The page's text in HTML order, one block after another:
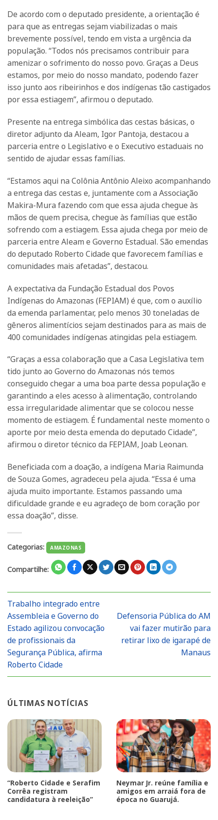
De acordo com o deputado presidente, a orientação é
para que as entregas sejam viabilizadas o mais
brevemente possível, tendo em vista a urgência da
população. “Todos nós precisamos contribuir para
amenizar o sofrimento do nosso povo. Graças a Deus
estamos, por meio do nosso mandato, podendo fazer
isso junto aos ribeirinhos e dos indígenas tão castigados
por essa estiagem”, afirmou o deputado.
Presente na entrega simbólica das cestas básicas, o
diretor adjunto da Aleam, Igor Pantoja, destacou a
parceria entre o Legislativo e o Executivo estaduais no
sentido de ajudar essas famílias.
“Estamos aqui na Colônia Antônio Aleixo acompanhando
a entrega das cestas e, juntamente com a Associação
Makira-Mura fazendo com que essa ajuda chegue às
mãos de quem precisa, chegue às famílias que estão
sofrendo com a estiagem. Essa ajuda chega por meio de
parceria entre Aleam e Governo Estadual. São emendas
do deputado Roberto Cidade que favorecem famílias e
comunidades mais afetadas”, destacou.
A expectativa da Fundação Estadual dos Povos
Indígenas do Amazonas (FEPIAM) é que, com o auxílio
da emenda parlamentar, pelo menos 30 toneladas de
gêneros alimentícios sejam destinados para as mais de
400 comunidades indígenas atingidas pela estiagem.
“Graças a essa colaboração que a Casa Legislativa tem
tido junto ao Governo do Amazonas nós temos
conseguido chegar a uma boa parte dessa população e
garantindo a eles acesso à alimentação, controlando
essa irregularidade alimentar que se colocou nesse
momento de estiagem. É fundamental neste momento o
aporte por meio desta emenda do deputado Cidade”,
afirmou o diretor técnico da FEPIAM, Joab Leonan.
Beneficiada com a doação, a indígena Maria Raimunda
de Souza Gomes, agradeceu pela ajuda. “Essa é uma
ajuda muito importante. Estamos passando uma
dificuldade grande e eu agradeço de bom coração por
essa doação”, disse.
Categorias: AMAZONAS
Compartilhe:
Trabalho integrado entre
Assembleia e Governo do
Estado agilizou convocação
de profissionais da
Segurança Pública, afirma
Roberto Cidade
Defensoria Pública do AM
vai fazer mutirão para
retirar lixo de igarapé de
Manaus
ÚLTIMAS NOTÍCIAS
“Roberto Cidade e Serafim
Corrêa registram
candidatura à reeleição”
Neymar Jr. reúne família e
amigos em arraiá fora de
época no Guarujá.